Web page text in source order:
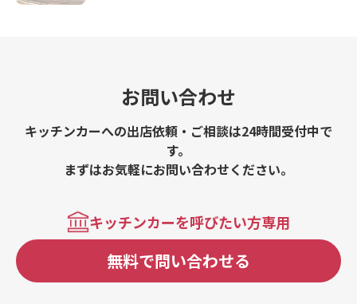
お問い合わせ
キッチンカーへの出店依頼・ご相談は24時間受付中で
す。
まずはお気軽にお問い合わせください。
キッチンカーを呼びたい方専用
無料で問い合わせる